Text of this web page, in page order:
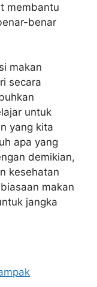
membantu
benar
makan
secara
untuk
yang kita
apa yang
demikian,
kesehatan
makan
jangka